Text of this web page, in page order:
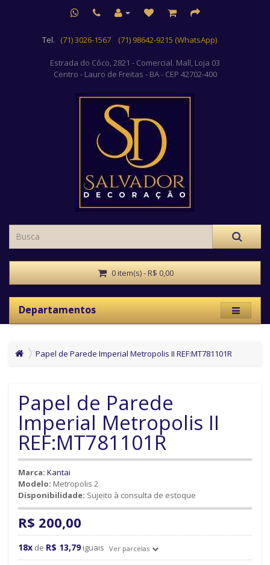
Tel. (71) 3026-1567 (71) 98642-9215 (WhatsApp)
Estrada do Côco, 2821 - Comercial. Mall, Loja 03
Centro - Lauro de Freitas - BA - CEP 42702-400
0 item(s) - R$ 0,00
Departamentos
Papel de Parede Imperial Metropolis II REF:MT781101R
Papel de Parede
Imperial Metropolis II
REF:MT781101R
Marca: Kantai
Modelo: Metropolis 2
Disponibilidade: Sujeito à consulta de estoque
R$ 200,00
18x de R$ 13,79 iguais Ver parcelas